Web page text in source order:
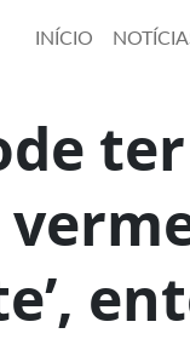
INÍCIO